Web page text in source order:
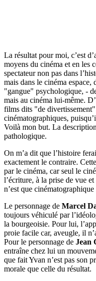
La résultat pour moi, c’est
moyens du cinéma et en les
spectateur non pas dans
mais dans le cinéma espace,
"gangue" psychologique, -
mais au cinéma lui-même.
films dits "de
cinématographiques,
Voilà mon but. La
pathologique.
On m’a dit que l’histoire
exactement le contraire.
par le cinéma, car seul le
l’écriture, à la prise de vue
n’est que cinématographique
Le personnage de Marcel
toujours véhiculé par
la bourgeoisie. Pour lui,
proie facile car, aveugle, il
Pour le personnage de Jean
entraîne chez lui un
que fait Yvan n’est pas son
morale que celle du résultat.